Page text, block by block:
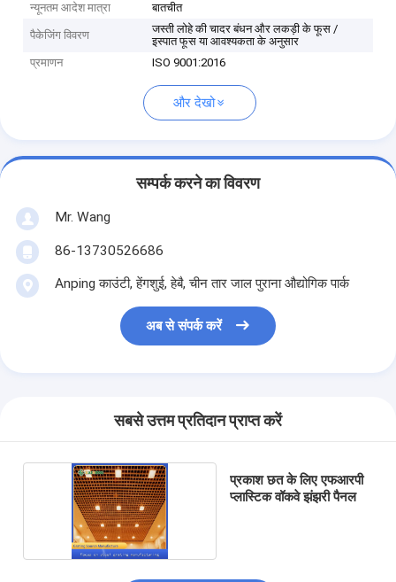
न्यूनतम आदेश मात्रा
बातचीत
पैकेजिंग विवरण
जस्ती लोहे की चादर बंधन और लकड़ी के फूस /
इस्पात फूस या आवश्यकता के अनुसार
प्रमाणन
ISO 9001:2016
और देखो
सम्पर्क करने का विवरण
Mr. Wang
86-13730526686
Anping काउंटी, हेंगशुई, हेबै, चीन तार जाल पुराना औद्योगिक पार्क
अब से संपर्क करें
सबसे उत्तम प्रतिदान प्राप्त करें
प्रकाश छत के लिए एफआरपी
प्लास्टिक वॉकवे झंझरी पैनल